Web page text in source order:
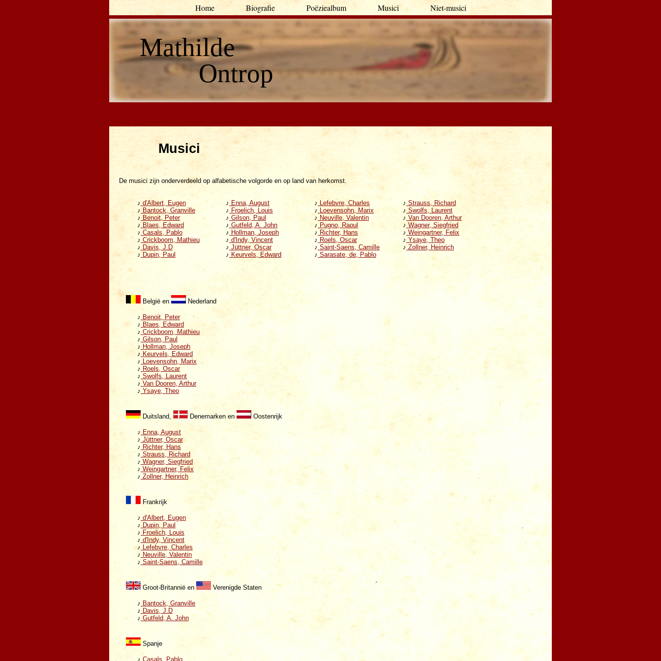
Home Biografie Poëziealbum Musici Niet-musici
Mathilde
Ontrop
Musici
De musici zijn onderverdeeld op alfabetische volgorde en op land van herkomst.
♪d'Albert, Eugen
♪ Bantock, Granville
♪ Benoit, Peter
♪Blaes, Edward
♪ Casals, Pablo
♪ Crickboom, Mathieu
♪ Davis, J.D
♪Dupin, Paul
♪Enna, August
♪ Froelich, Louis
♪Gilson, Paul
♪ Gutfeld, A. John
♪ Hollman, Joseph
♪d'Indy, Vincent
♪ Jüttner, Oscar
♪ Keurvels, Edward
♪Lefebvre, Charles
♪Loevensohn, Marix
♪Neuville, Valentin
♪Pugno, Raoul
♪Richter, Hans
♪ Roels, Oscar
♪ Saint-Saens, Camille
♪Sarasate, de, Pablo
♪ Strauss, Richard
♪Swolfs, Laurent
♪ Van Dooren, Arthur
♪Wagner, Siegfried
♪Weingartner, Felix
♪ Ysaye, Theo
♪Zollner, Heinrich
België en Nederland
♪ Benoit, Peter
♪ Blaes, Edward
♪ Crickboom, Mathieu
♪ Gilson, Paul
♪Hollman, Joseph
♪Keurvels, Edward
♪ Loevensohn, Marix
♪ Roels, Oscar
♪ Swolfs, Laurent
♪Van Dooren, Arthur
♪ Ysaye, Theo
Duitsland, Denemarken en Oostenrijk
♪ Enna, August
♪ Jüttner, Oscar
♪ Richter, Hans
♪ Strauss, Richard
♪ Wagner, Siegfried
♪ Weingartner, Felix
♪ Zollner, Heinrich
Frankrijk
♪ d'Albert, Eugen
♪ Dupin, Paul
♪ Froelich, Louis
♪ d'Indy, Vincent
♪Lefebvre, Charles
♪ Neuville, Valentin
♪ Saint-Saens, Camille
Groot-Britannië en Verenigde Staten
♪ Bantock, Granville
♪ Davis, J.D
♪ Gutfeld, A. John
Spanje
♪ Casals, Pablo